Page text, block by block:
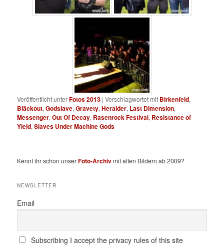
Veröffentlicht unterFotos 2013 |Verschlagwortet mit Birkenfeld,
Bläckout,Godslave,Gravety,Heralder, Last Dimension,
Messenger,Out Of Decay, Rasenrock Festival, Resistance of
Yield,Slaves Under Machine Gods
Kennt ihr schon unserFoto-Archivmit alten Bildern ab 2009?
NEWSLETTER
Email
Subscribing I accept the privacy rules of this site